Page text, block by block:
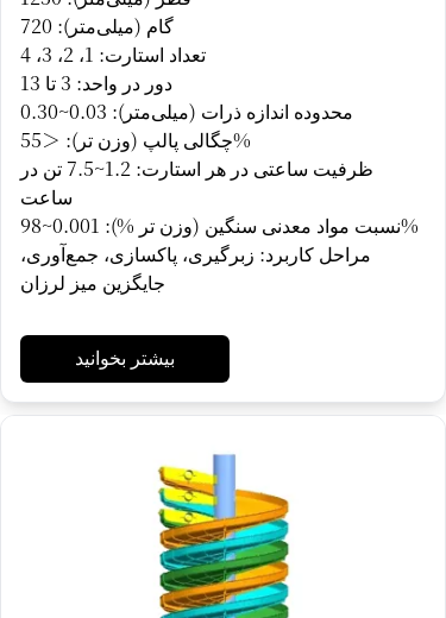
گام (میلی‌متر): 720
تعداد استارت: 1، 2، 3، 4
دور در واحد: 3 تا 13
محدوده اندازه ذرات (میلی‌متر): 0.03~0.30
چگالی پالپ (وزن تر): ＜55%
ظرفیت ساعتی در هر استارت: 1.2~7.5 تن در
ساعت
نسبت مواد معدنی سنگین (وزن تر %): 0.001~98%
مراحل کاربرد: زبرگیری، پاکسازی، جمع‌آوری،
جایگزین میز لرزان
بیشتر بخوانید